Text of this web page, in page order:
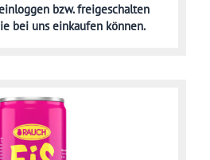
bzw. freigeschalten
bei uns einkaufen können.